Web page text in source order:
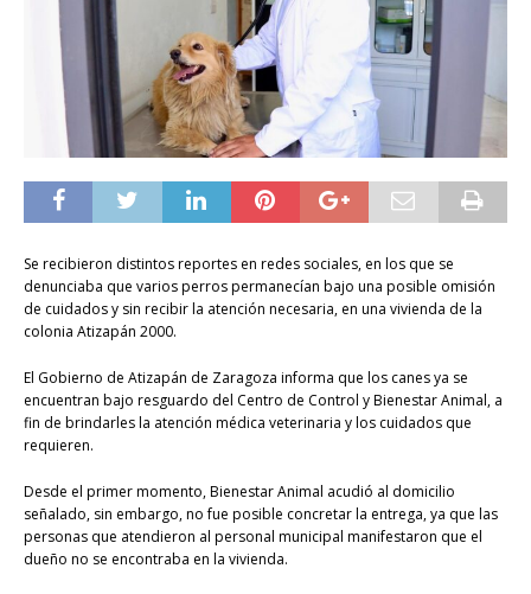
Se recibieron distintos reportes en redes sociales, en los que se
denunciaba que varios perros permanecían bajo una posible omisión
de cuidados y sin recibir la atención necesaria, en una vivienda de la
colonia Atizapán 2000.
El Gobierno de Atizapán de Zaragoza informa que los canes ya se
encuentran bajo resguardo del Centro de Control y Bienestar Animal, a
fin de brindarles la atención médica veterinaria y los cuidados que
requieren.
Desde el primer momento, Bienestar Animal acudió al domicilio
señalado, sin embargo, no fue posible concretar la entrega, ya que las
personas que atendieron al personal municipal manifestaron que el
dueño no se encontraba en la vivienda.